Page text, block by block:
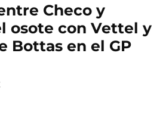
Checo y
osote con Vettel y
Bottas en el GP